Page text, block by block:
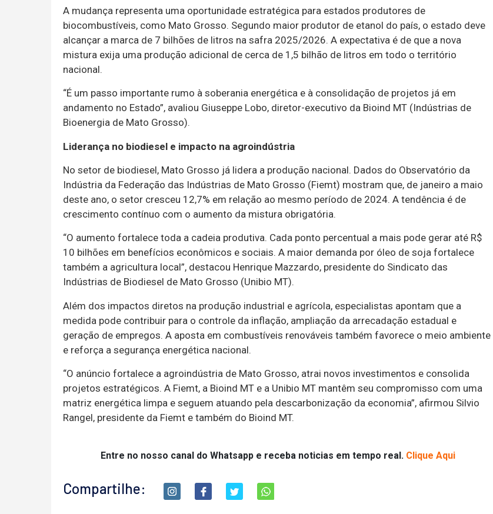
A mudança representa uma oportunidade estratégica para estados produtores de
biocombustíveis, como Mato Grosso. Segundo maior produtor de etanol do país, o estado deve
alcançar a marca de 7 bilhões de litros na safra 2025/2026. A expectativa é de que a nova
mistura exija uma produção adicional de cerca de 1,5 bilhão de litros em todo o território
nacional.
“É um passo importante rumo à soberania energética e à consolidação de projetos já em
andamento no Estado”, avaliou Giuseppe Lobo, diretor-executivo da Bioind MT (Indústrias de
Bioenergia de Mato Grosso).
Liderança no biodiesel e impacto na agroindústria
No setor de biodiesel, Mato Grosso já lidera a produção nacional. Dados do Observatório da
Indústria da Federação das Indústrias de Mato Grosso (Fiemt) mostram que, de janeiro a maio
deste ano, o setor cresceu 12,7% em relação ao mesmo período de 2024. A tendência é de
crescimento contínuo com o aumento da mistura obrigatória.
“O aumento fortalece toda a cadeia produtiva. Cada ponto percentual a mais pode gerar até R$
10 bilhões em benefícios econômicos e sociais. A maior demanda por óleo de soja fortalece
também a agricultura local”, destacou Henrique Mazzardo, presidente do Sindicato das
Indústrias de Biodiesel de Mato Grosso (Unibio MT).
Além dos impactos diretos na produção industrial e agrícola, especialistas apontam que a
medida pode contribuir para o controle da inflação, ampliação da arrecadação estadual e
geração de empregos. A aposta em combustíveis renováveis também favorece o meio ambiente
e reforça a segurança energética nacional.
“O anúncio fortalece a agroindústria de Mato Grosso, atrai novos investimentos e consolida
projetos estratégicos. A Fiemt, a Bioind MT e a Unibio MT mantêm seu compromisso com uma
matriz energética limpa e seguem atuando pela descarbonização da economia”, afirmou Silvio
Rangel, presidente da Fiemt e também do Bioind MT.
Entre no nosso canal do Whatsapp e receba noticias em tempo real. Clique Aqui
Compartilhe: